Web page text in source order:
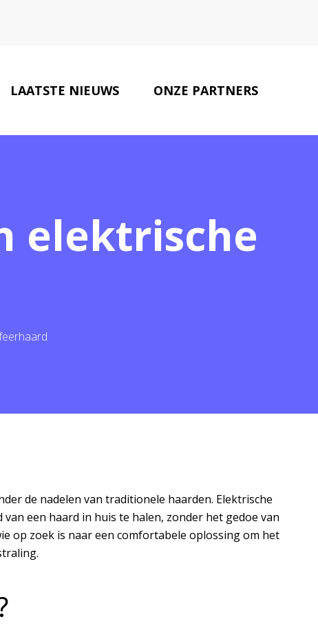
LAATSTE NIEUWS ONZE PARTNERS
elektrische
de nadelen van traditionele haarden. Elektrische
een haard in huis te halen, zonder het gedoe van
op zoek is naar een comfortabele oplossing om het